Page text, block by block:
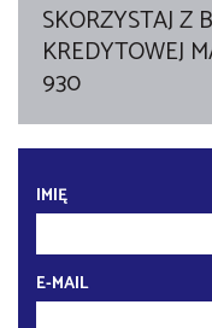
SKORZYSTAJ Z
KREDYTOWEJ
930
IMIĘ
E-MAIL